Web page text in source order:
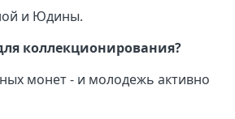
и Юдины.
коллекционирования?
монет - и молодежь активно